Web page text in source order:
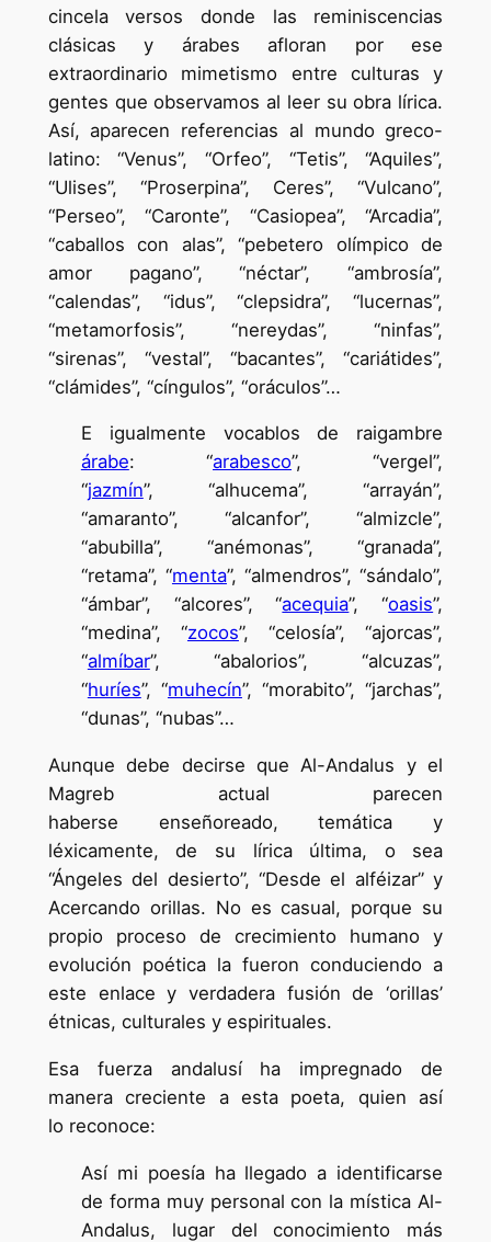
cincela versos donde las reminiscencias
clásicas y árabes afloran por ese
extraordinario mimetismo entre culturas y
gentes que observamos al leer su obra lírica.
Así, aparecen referencias al mundo greco-
latino: “Venus”, “Orfeo”, “Tetis”, “Aquiles”,
“Ulises”, “Proserpina”, Ceres”, “Vulcano”,
“Perseo”, “Caronte”, “Casiopea”, “Arcadia”,
“caballos con alas”, “pebetero olímpico de
amor pagano”, “néctar”, “ambrosía”,
“calendas”, “idus”, “clepsidra”, “lucernas”,
“metamorfosis”, “nereydas”, “ninfas”,
“sirenas”, “vestal”, “bacantes”, “cariátides”,
“clámides”, “cíngulos”, “oráculos”…
E igualmente vocablos de raigambre
árabe: “arabesco”, “vergel”,
“jazmín”, “alhucema”, “arrayán”,
“amaranto”, “alcanfor”, “almizcle”,
“abubilla”, “anémonas”, “granada”,
“retama”, “menta”, “almendros”, “sándalo”,
“ámbar”, “alcores”, “acequia”, “oasis”,
“medina”, “zocos”, “celosía”, “ajorcas”,
“almíbar”, “abalorios”, “alcuzas”,
“huríes”, “muhecín”, “morabito”, “jarchas”,
“dunas”, “nubas”…
Aunque debe decirse que Al-Andalus y el
Magreb actual parecen
haberse enseñoreado, temática y
léxicamente, de su lírica última, o sea
“Ángeles del desierto”, “Desde el alféizar” y
Acercando orillas. No es casual, porque su
propio proceso de crecimiento humano y
evolución poética la fueron conduciendo a
este enlace y verdadera fusión de ‘orillas’
étnicas, culturales y espirituales.
Esa fuerza andalusí ha impregnado de
manera creciente a esta poeta, quien así
lo reconoce:
Así mi poesía ha llegado a identificarse
de forma muy personal con la mística Al-
Andalus, lugar del conocimiento más